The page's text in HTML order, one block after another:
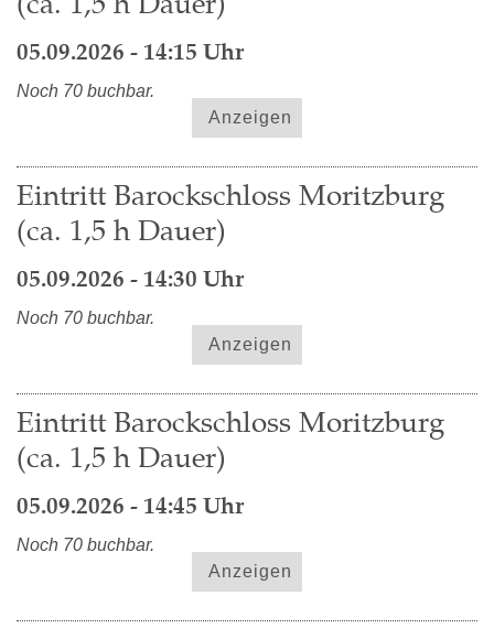
05.09.2026 - 14:15 Uhr
Noch 70 buchbar.
Anzeigen
Eintritt Barockschloss Moritzburg
(ca. 1,5 h Dauer)
05.09.2026 - 14:30 Uhr
Noch 70 buchbar.
Anzeigen
Eintritt Barockschloss Moritzburg
(ca. 1,5 h Dauer)
05.09.2026 - 14:45 Uhr
Noch 70 buchbar.
Anzeigen